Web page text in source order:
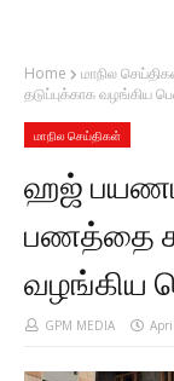
Home மாநில
தடுப்புக்காக வழங்கிய
மாநில செய்திகள்
ஹஜ்
பணத்தை
வழங்கிய
GPM MEDIA